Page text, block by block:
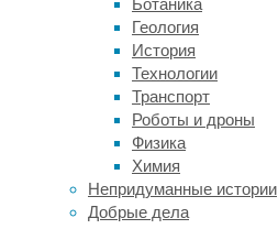
Ботаника
Геология
История
Технологии
Транспорт
Роботы и дроны
Физика
Химия
Непридуманные истории
Добрые дела
тысячи
лет
назад)
Австралии,
она
самая
молодая
представительница
своего